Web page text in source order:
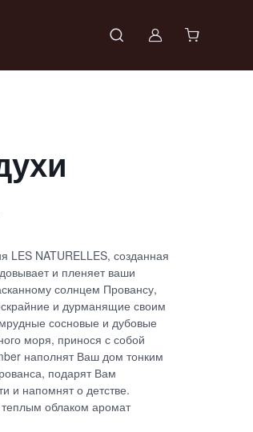
Войти в
LES NATURELLES, созданная
и пленяет ваши
солнцем Провансу,
и дурманящие своим
сосновые и дубовые
моря, принося с собой
наполнят Ваш дом тонким
подарят Вам
и напомнят о детстве.
облаком аромат